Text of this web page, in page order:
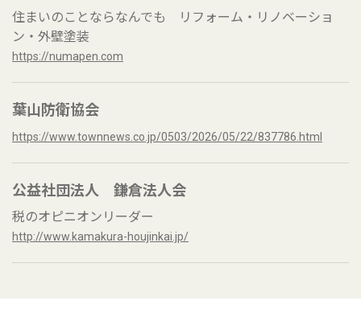
住まいのことならなんでも リフォーム・リノベーショ
ン・外壁塗装
https://numapen.com
葉山防衛協会
https://www.townnews.co.jp/0503/2026/05/22/837786.html
公益社団法人 鎌倉法人会
税のオピニオンリーダー
http://www.kamakura-houjinkai.jp/